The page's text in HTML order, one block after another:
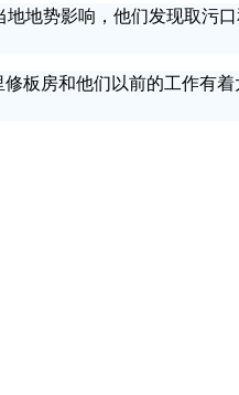
势影响，他们发现取污
房和他们以前的工作有